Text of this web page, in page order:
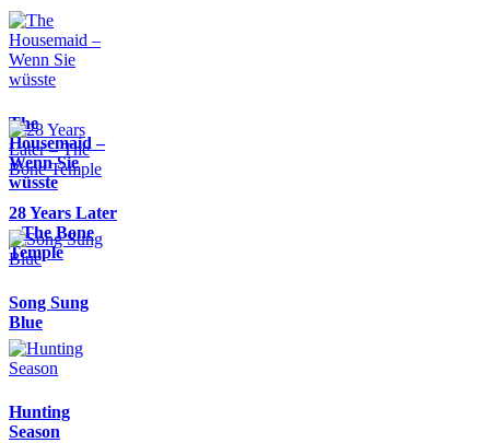
The
Housemaid –
Wenn Sie
wüsste
28 Years Later
– The Bone
Temple
Song Sung
Blue
Hunting
Season